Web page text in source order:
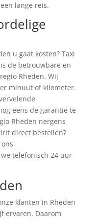
lange reis.
u gaat kosten? Taxi
de betrouwbare en
Rheden. Wij
minuut of kilometer.
eens de garantie te
Rheden nergens
direct bestellen?
telefonisch 24 uur
klanten in Rheden
ervaren. Daarom